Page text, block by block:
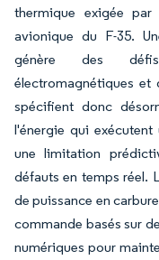
thermique exigée
avionique du F-35.
génère des
électromagnétiques et
spécifient donc
l'énergie qui
une limitation
défauts en temps réel.
de puissance en
commande basés sur
numériques pour